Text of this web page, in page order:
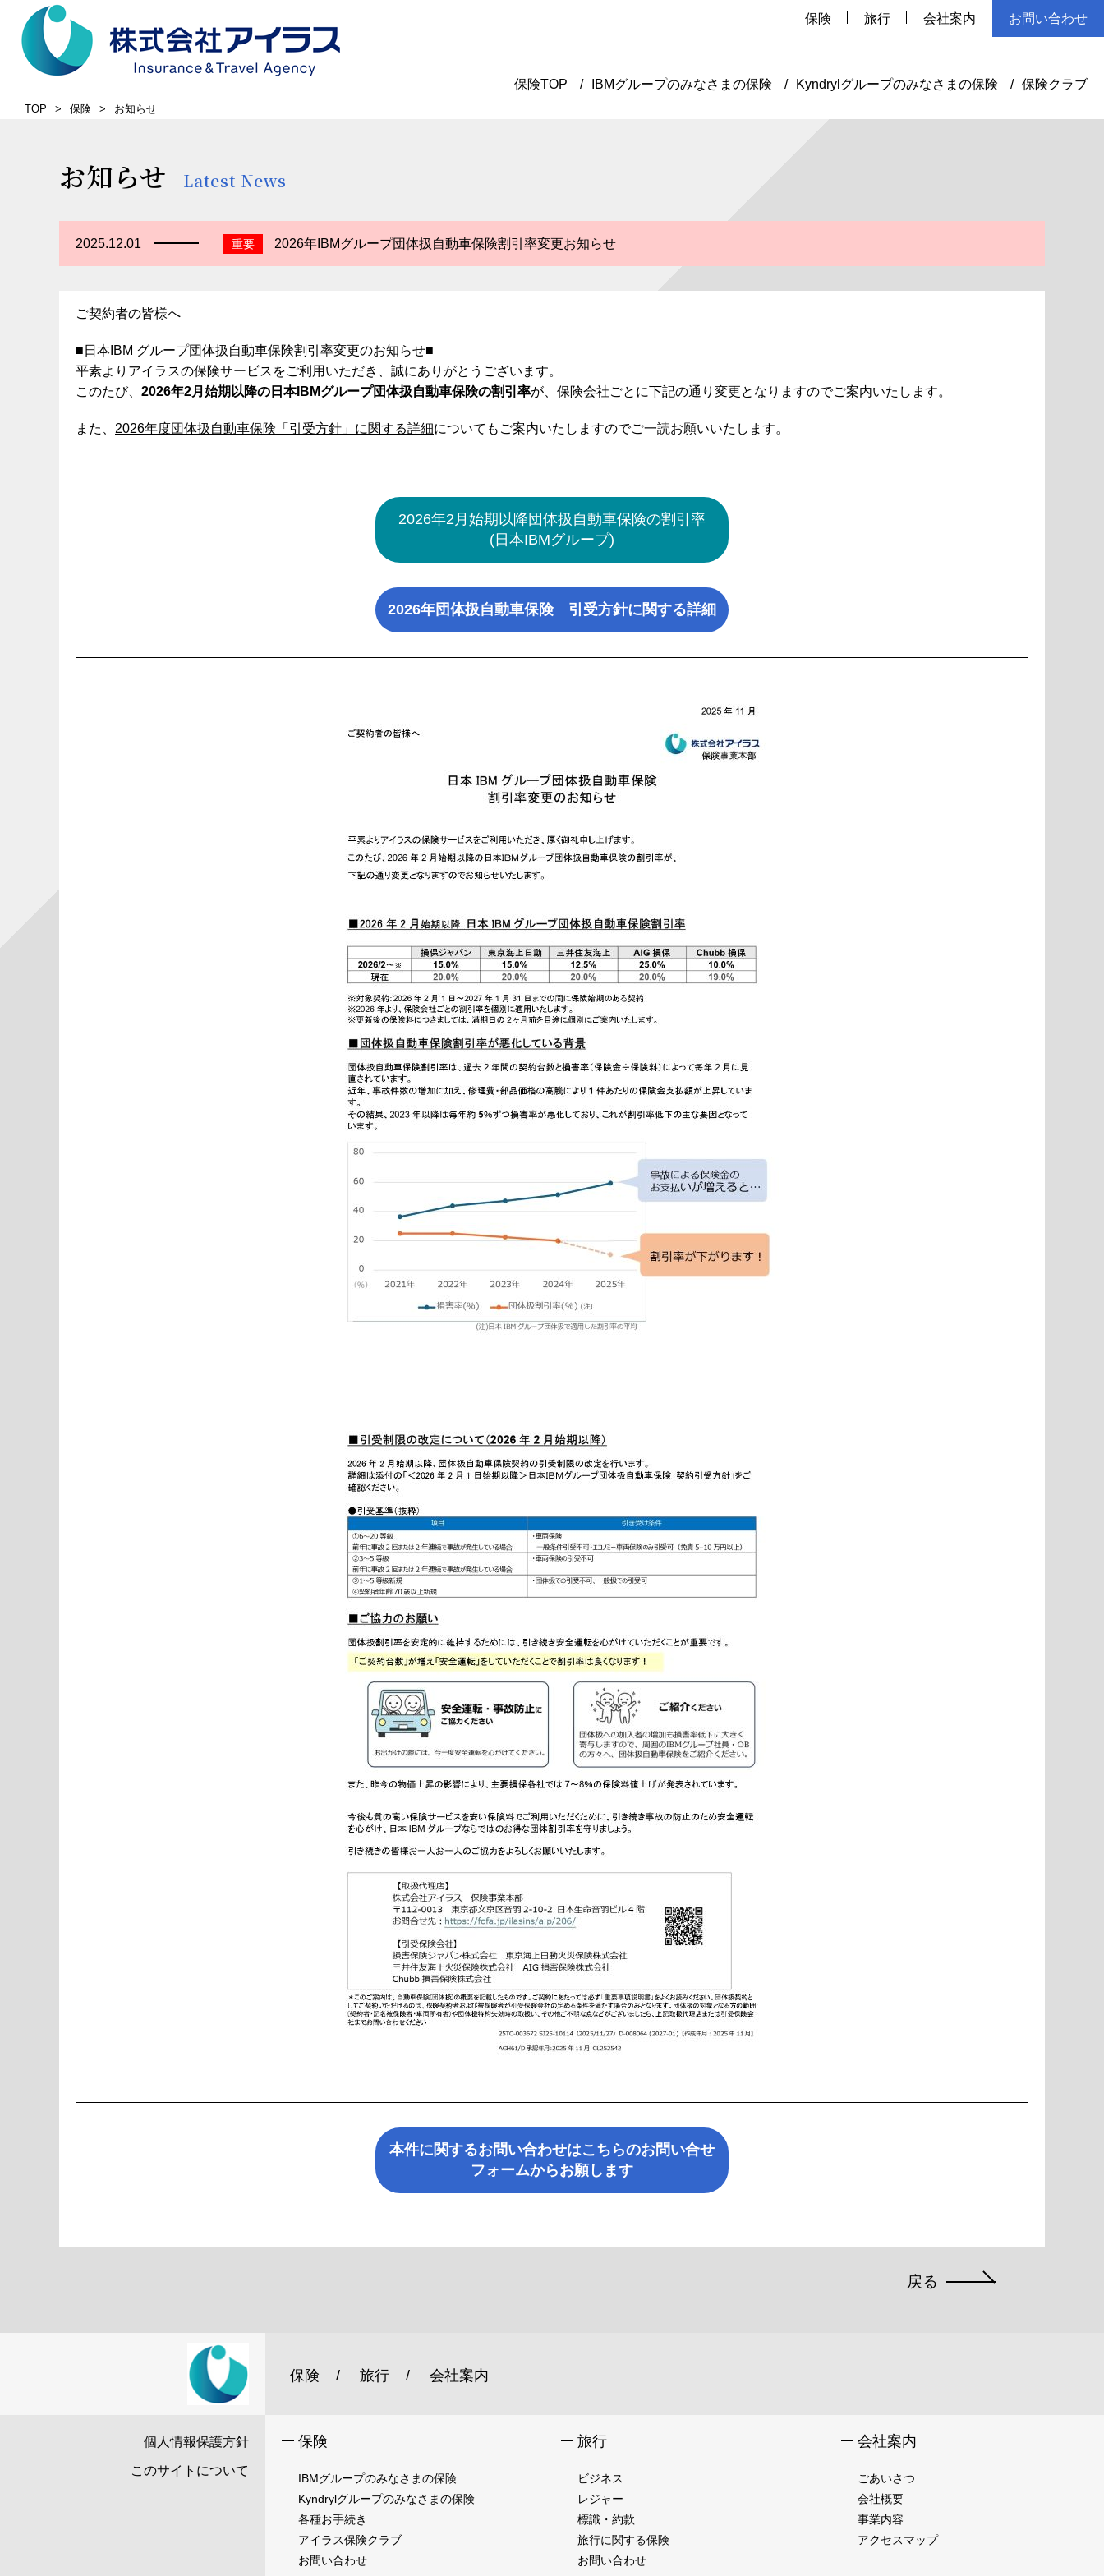
保険TOP IBMグループのみなさまの保険 Kyndrylグループのみなさまの保険 保険クラブ
保険 旅行 会社案内 お問い合わせ
TOP 保険 お知らせ
お知らせ Latest News
2025.12.01 重要 2026年IBMグループ団体扱自動車保険割引率変更お知らせ
ご契約者の皆様へ
■日本IBM グループ団体扱自動車保険割引率変更のお知らせ■
平素よりアイラスの保険サービスをご利用いただき、誠にありがとうございます。
このたび、 2026年2月始期以降の日本IBMグループ団体扱自動車保険の割引率が、保険会社ごとに下記の通り変更となりますのでご案内いたします。
また、 2026年度団体扱自動車保険「引受方針」に関する詳細についてもご案内いたしますのでご一読お願いいたします。
2026年2月始期以降団体扱自動車保険の割引率
(日本IBMグループ)
2026年団体扱自動車保険 引受方針に関する詳細
本件に関するお問い合わせはこちらのお問い合せ
フォームからお願します
戻る
保険 旅行 会社案内
保険
IBMグループのみなさまの保険
Kyndrylグループのみなさまの保険
各種お手続き
アイラス保険クラブ
お問い合わせ
旅行
ビジネス
レジャー
標識・約款
旅行に関する保険
お問い合わせ
会社案内
ごあいさつ
会社概要
事業内容
アクセスマップ
個人情報保護方針
このサイトについて